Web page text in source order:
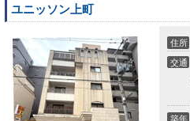
ユニッソン上町
住所
交通
築年